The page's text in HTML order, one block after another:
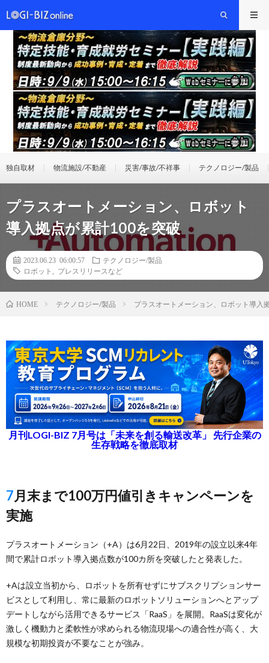
独自取材 物流施設/不動産 災害/事故/不祥事 テクノロジー/製品
プラスオートメーション、ロボット
導入拠点が累計100を突破
2023.06.23 06:00:57
テクノロジー/製品
ロボット
プレスリリースなど
HOME テクノロジー/製品 プラスオートメーション、ロボット導入
月刊LOGI-BIZ 7月号は「未来を創る輸送改革」 先行企業の
生存戦略を徹底取材
7月末まで100万円値引きキャンペーンを
実施
プラスオートメーション（+A）は6月22日、2019年の設立以来4年
間で累計ロボット導入拠点数が100カ所を突破したと発表した。
+Aは設立当初から、ロボットを所有せずにサブスクリプションサー
ビスとして利用し、常に最新のロボットソリューションへとアップ
デートしながら活用できるサービス「RaaS」を展開。RaaSは変化が
激しく機動力と柔軟性が求められる物流現場への適合性が高く、大
規模な初期投資が不要なことが強み。